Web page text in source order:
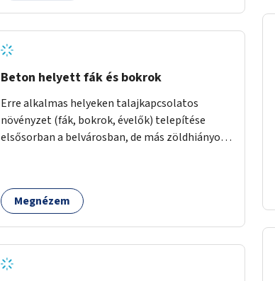
Beton helyett fák és bokrok
Erre alkalmas helyeken talajkapcsolatos
növényzet (fák, bokrok, évelők) telepítése
elsősorban a belvárosban, de más zöldhiányos
Megnézem